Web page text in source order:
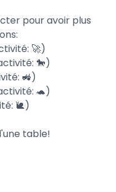
pour avoir plus
🚀)
🐎)
🚜)
🐢)
🐌)
table!